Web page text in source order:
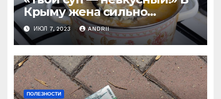
Крыму жена сильно
наказала мужа за
нелестный отзыв о её
стряпне
ИЮЛ 7, 2023 ANDRII
ПОЛЕЗНОСТИ